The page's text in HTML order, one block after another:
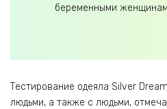
беременными
Тестирование одеяла Silver
людьми, а также с людьми,